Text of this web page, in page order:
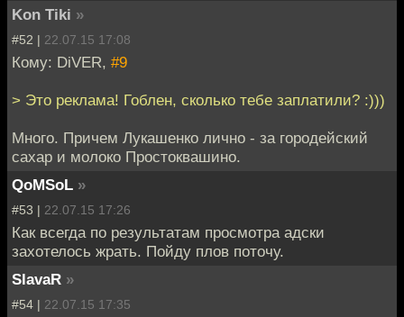
Kon Tiki »
#52 | 22.07.15 17:08
Кому: DiVER, #9
> Это реклама! Гоблен, сколько тебе заплатили? :)))
Много. Причем Лукашенко лично - за городейский
сахар и молоко Простоквашино.
QoMSoL »
#53 | 22.07.15 17:26
Как всегда по результатам просмотра адски
захотелось жрать. Пойду плов поточу.
SlavaR »
#54 | 22.07.15 17:35